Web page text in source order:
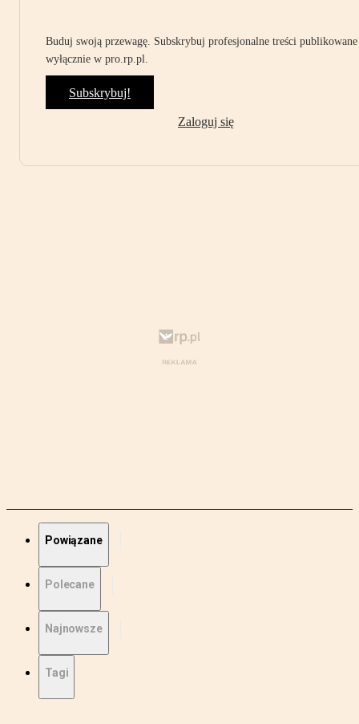
Buduj swoją przewagę. Subskrybuj profesjonalne treści publikowane
wyłącznie w pro.rp.pl.
Subskrybuj!
Zaloguj się
Powiązane
Polecane
Najnowsze
Tagi